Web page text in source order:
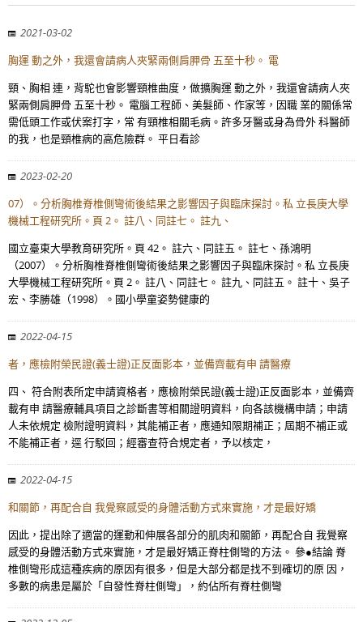
2021-03-02
胸運 動之外，我還會請病人夾緊兩側肩胛骨 五至十秒。 電
頸、胸相 連，背駝也會影響頸椎曲度，做擴胸運 動之外，我還會請病人夾
緊兩側肩胛骨 五至十秒。 電腦工程師、美髮師、作家等，因職 業的關係常
需低頭工作或伏案打字，常 有頸椎相關毛病。許多牙醫或身為骨外 科醫師
的我，也是頸椎病的高危險群。 平日看診
2023-02-20
07）。分析胸椎脊椎側彎術後結果之影響因子與臨床探討。私 立長庚大學
機械工程研究所。頁 2。 註八、同註七。 註九、
國立臺東大學教育研究所。頁 42。 註六、同註五。 註七、孫鴻明
（2007）。分析胸椎脊椎側彎術後結果之影響因子與臨床探討。私 立長庚
大學機械工程研究所。頁 2。 註八、同註七。 註九、同註五。 註十、吳子
宏、李勝雄（1998）。國小學童姿勢健康的
2022-04-15
者，應檢附榮民證(義士證)正反面影本，並備齊載有申 請醫療
四、 符合附表所定申請資格者，應檢附榮民證(義士證)正反面影本，並備齊
載有申 請醫療輔具項目之診斷書等相關證明資料，向各該機構申請；申請
人未依規定 檢附證明資料，其能補正者，應通知限期補正；屆期不補正或
不能補正者，逕 行駁回；經審查符合規定者，予以核定，
2022-04-15
和關節，再配合自 我覺察感受的身體活動方式來實施，才是最好矯
因此，提出除了適當的運動和伸展各部分的肌肉和關節，再配合自 我覺察
感受的身體活動方式來實施，才是最好矯正脊柱側彎的方法。 參●結論 脊
椎側彎形成這種疾病的原因有很多，但是大部分都是找不到確切的原 因，
多數的病患是屬於「自發性脊柱側彎」，約佔所有脊柱側彎